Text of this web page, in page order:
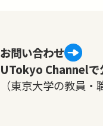
お問い合わせ
UTokyo Channelで
（東京大学の教員・